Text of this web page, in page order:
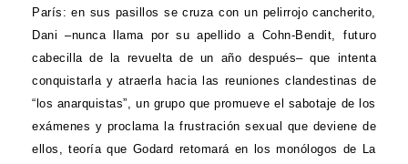
París: en sus pasillos se cruza con un pelirrojo cancherito,
Dani –nunca llama por su apellido a Cohn-Bendit, futuro
cabecilla de la revuelta de un año después– que intenta
conquistarla y atraerla hacia las reuniones clandestinas de
“los anarquistas”, un grupo que promueve el sabotaje de los
exámenes y proclama la frustración sexual que deviene de
ellos, teoría que Godard retomará en los monólogos de La